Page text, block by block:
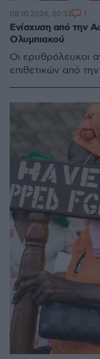
Ενίσχυση από την
Ολυμπιακού
Οι ερυθρόλευκοι
επιθετικών από
08.10.2024, 20:33 1